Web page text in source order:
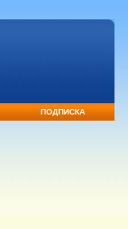
ПОДПИСКА